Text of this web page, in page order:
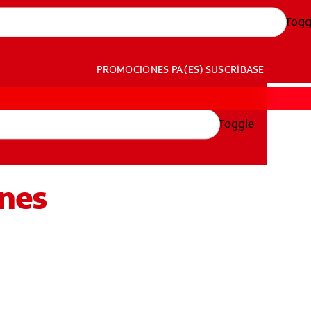
PROMOCIONES PA (ES) SUSCRÍBASE
Toggle